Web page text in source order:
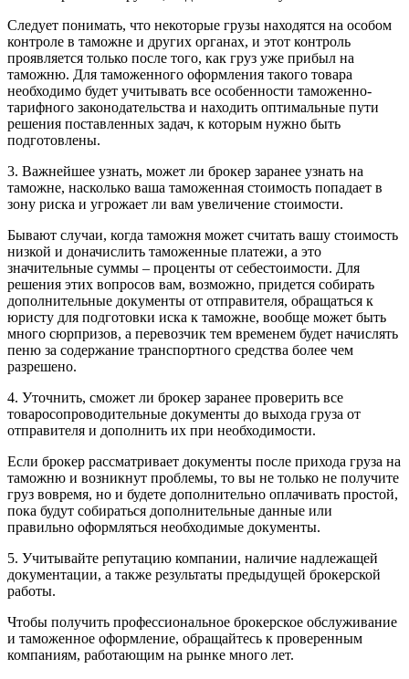
Следует понимать, что некоторые грузы находятся на особом
контроле в таможне и других органах, и этот контроль
проявляется только после того, как груз уже прибыл на
таможню. Для таможенного оформления такого товара
необходимо будет учитывать все особенности таможенно-
тарифного законодательства и находить оптимальные пути
решения поставленных задач, к которым нужно быть
подготовлены.
3. Важнейшее узнать, может ли брокер заранее узнать на
таможне, насколько ваша таможенная стоимость попадает в
зону риска и угрожает ли вам увеличение стоимости.
Бывают случаи, когда таможня может считать вашу стоимость
низкой и доначислить таможенные платежи, а это
значительные суммы – проценты от себестоимости. Для
решения этих вопросов вам, возможно, придется собирать
дополнительные документы от отправителя, обращаться к
юристу для подготовки иска к таможне, вообще может быть
много сюрпризов, а перевозчик тем временем будет начислять
пеню за содержание транспортного средства более чем
разрешено.
4. Уточнить, сможет ли брокер заранее проверить все
товаросопроводительные документы до выхода груза от
отправителя и дополнить их при необходимости.
Если брокер рассматривает документы после прихода груза на
таможню и возникнут проблемы, то вы не только не получите
груз вовремя, но и будете дополнительно оплачивать простой,
пока будут собираться дополнительные данные или
правильно оформляться необходимые документы.
5. Учитывайте репутацию компании, наличие надлежащей
документации, а также результаты предыдущей брокерской
работы.
Чтобы получить профессиональное брокерское обслуживание
и таможенное оформление, обращайтесь к проверенным
компаниям, работающим на рынке много лет.